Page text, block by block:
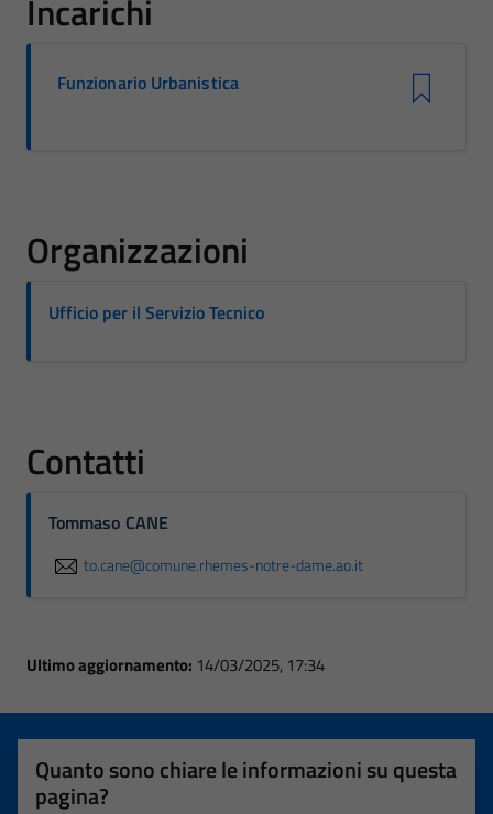
Incarichi
Funzionario Urbanistica
Organizzazioni
Ufficio per il Servizio Tecnico
Contatti
Tommaso CANE
to.cane@comune.rhemes-notre-dame.ao.it
Ultimo aggiornamento: 14/03/2025, 17:34
Quanto sono chiare le informazioni su questa
pagina?